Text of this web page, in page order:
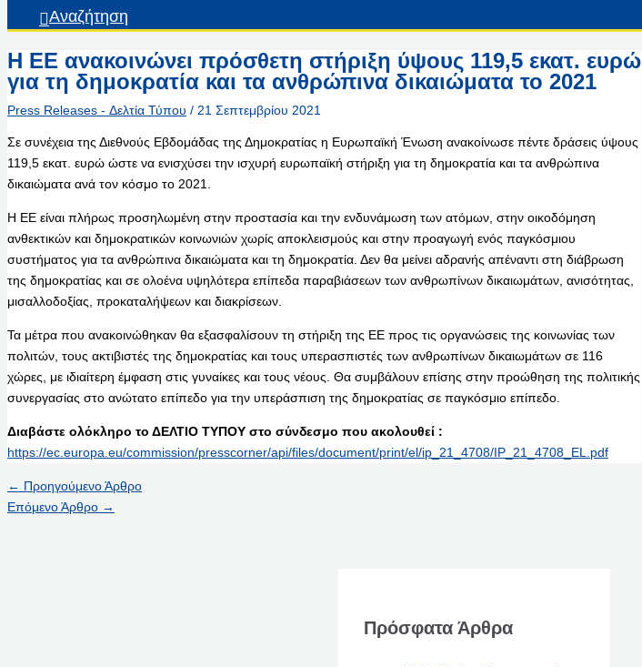
Αναζήτηση
Η ΕΕ ανακοινώνει πρόσθετη στήριξη ύψους 119,5 εκατ. ευρώ
για τη δημοκρατία και τα ανθρώπινα δικαιώματα το 2021
Press Releases - Δελτία Τύπου / 21 Σεπτεμβρίου 2021
Σε συνέχεια της Διεθνούς Εβδομάδας της Δημοκρατίας η Ευρωπαϊκή Ένωση ανακοίνωσε πέντε δράσεις ύψους
119,5 εκατ. ευρώ ώστε να ενισχύσει την ισχυρή ευρωπαϊκή στήριξη για τη δημοκρατία και τα ανθρώπινα
δικαιώματα ανά τον κόσμο το 2021.
Η ΕΕ είναι πλήρως προσηλωμένη στην προστασία και την ενδυνάμωση των ατόμων, στην οικοδόμηση
ανθεκτικών και δημοκρατικών κοινωνιών χωρίς αποκλεισμούς και στην προαγωγή ενός παγκόσμιου
συστήματος για τα ανθρώπινα δικαιώματα και τη δημοκρατία. Δεν θα μείνει αδρανής απέναντι στη διάβρωση
της δημοκρατίας και σε ολοένα υψηλότερα επίπεδα παραβιάσεων των ανθρωπίνων δικαιωμάτων, ανισότητας,
μισαλλοδοξίας, προκαταλήψεων και διακρίσεων.
Τα μέτρα που ανακοινώθηκαν θα εξασφαλίσουν τη στήριξη της ΕΕ προς τις οργανώσεις της κοινωνίας των
πολιτών, τους ακτιβιστές της δημοκρατίας και τους υπερασπιστές των ανθρωπίνων δικαιωμάτων σε 116
χώρες, με ιδιαίτερη έμφαση στις γυναίκες και τους νέους. Θα συμβάλουν επίσης στην προώθηση της πολιτικής
συνεργασίας στο ανώτατο επίπεδο για την υπεράσπιση της δημοκρατίας σε παγκόσμιο επίπεδο.
Διαβάστε ολόκληρο το ΔΕΛΤΙΟ ΤΥΠΟΥ στο σύνδεσμο που ακολουθεί :
https://ec.europa.eu/commission/presscorner/api/files/document/print/el/ip_21_4708/IP_21_4708_EL.pdf
← Προηγούμενο Άρθρο
Επόμενο Άρθρο →
Πρόσφατα Άρθρα